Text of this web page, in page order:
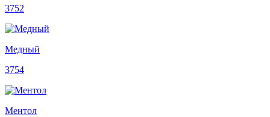
3752
Медный
3754
Ментол